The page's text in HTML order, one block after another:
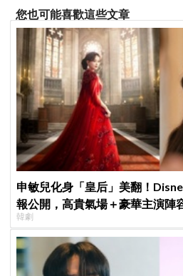
您也可能喜歡這些文章
申敏兒化身「皇后」美翻！
報公開，高貴氣場＋豪華主演陣
韓劇